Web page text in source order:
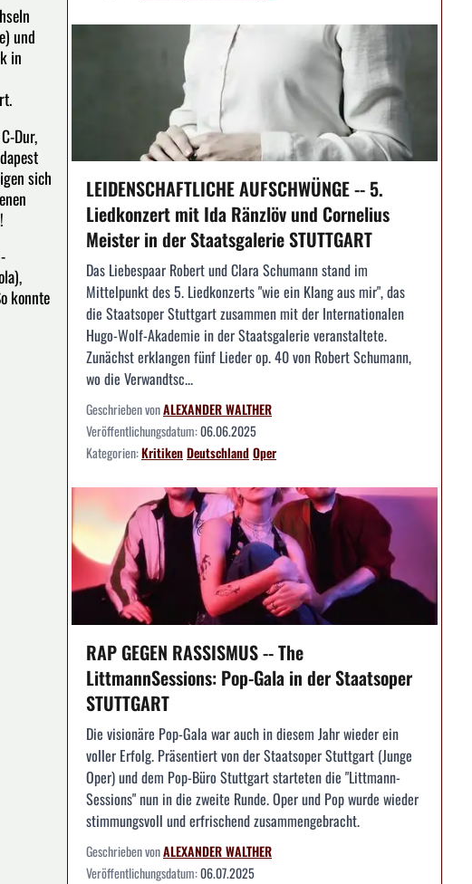
und
in
Dur,
sich
konnte
LEIDENSCHAFTLICHE AUFSCHWÜNGE -- 5.
Liedkonzert mit Ida Ränzlöv und Cornelius
Meister in der Staatsgalerie STUTTGART
Das Liebespaar Robert und Clara Schumann stand im
Mittelpunkt des 5. Liedkonzerts "wie ein Klang aus mir", das
die Staatsoper Stuttgart zusammen mit der Internationalen
Hugo-Wolf-Akademie in der Staatsgalerie veranstaltete.
Zunächst erklangen fünf Lieder op. 40 von Robert Schumann,
wo die Verwandtsc...
Geschrieben vonALEXANDER WALTHER
Veröffentlichungsdatum:06.06.2025
Kategorien:KritikenDeutschlandOper
RAP GEGEN RASSISMUS -- The
LittmannSessions: Pop-Gala in der Staatsoper
STUTTGART
Die visionäre Pop-Gala war auch in diesem Jahr wieder ein
voller Erfolg. Präsentiert von der Staatsoper Stuttgart (Junge
Oper) und dem Pop-Büro Stuttgart starteten die "Littmann-
Sessions" nun in die zweite Runde. Oper und Pop wurde wieder
stimmungsvoll und erfrischend zusammengebracht.
Geschrieben vonALEXANDER WALTHER
Veröffentlichungsdatum:06.07.2025